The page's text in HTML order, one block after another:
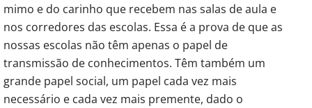
mimo e do carinho que recebem nas salas de aula e
nos corredores das escolas. Essa é a prova de que as
nossas escolas não têm apenas o papel de
transmissão de conhecimentos. Têm também um
grande papel social, um papel cada vez mais
necessário e cada vez mais premente, dado o